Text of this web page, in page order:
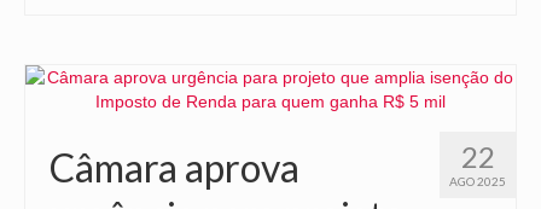
22
AGO 2025
Câmara aprova